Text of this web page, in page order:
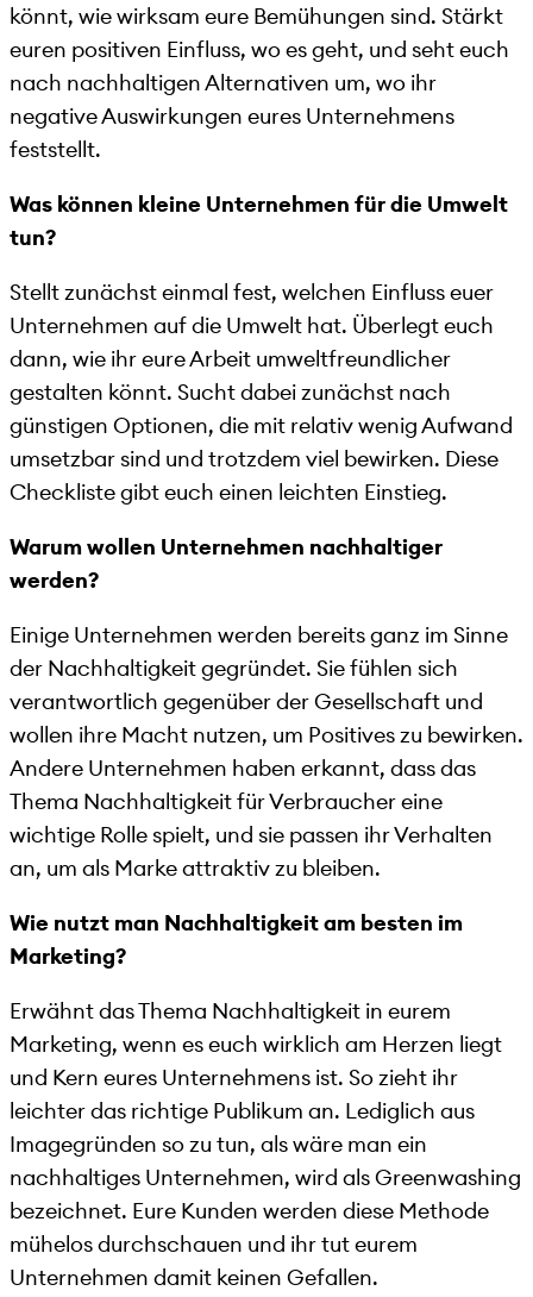
könnt, wie wirksam eure Bemühungen sind. Stärkt
euren positiven Einfluss, wo es geht, und seht euch
nach nachhaltigen Alternativen um, wo ihr
negative Auswirkungen eures Unternehmens
feststellt.
Was können kleine Unternehmen für die Umwelt
tun?
Stellt zunächst einmal fest, welchen Einfluss euer
Unternehmen auf die Umwelt hat. Überlegt euch
dann, wie ihr eure Arbeit umweltfreundlicher
gestalten könnt. Sucht dabei zunächst nach
günstigen Optionen, die mit relativ wenig Aufwand
umsetzbar sind und trotzdem viel bewirken. Diese
Checkliste gibt euch einen leichten Einstieg.
Warum wollen Unternehmen nachhaltiger
werden?
Einige Unternehmen werden bereits ganz im Sinne
der Nachhaltigkeit gegründet. Sie fühlen sich
verantwortlich gegenüber der Gesellschaft und
wollen ihre Macht nutzen, um Positives zu bewirken.
Andere Unternehmen haben erkannt, dass das
Thema Nachhaltigkeit für Verbraucher eine
wichtige Rolle spielt, und sie passen ihr Verhalten
an, um als Marke attraktiv zu bleiben.
Wie nutzt man Nachhaltigkeit am besten im
Marketing?
Erwähnt das Thema Nachhaltigkeit in eurem
Marketing, wenn es euch wirklich am Herzen liegt
und Kern eures Unternehmens ist. So zieht ihr
leichter das richtige Publikum an. Lediglich aus
Imagegründen so zu tun, als wäre man ein
nachhaltiges Unternehmen, wird als Greenwashing
bezeichnet. Eure Kunden werden diese Methode
mühelos durchschauen und ihr tut eurem
Unternehmen damit keinen Gefallen.